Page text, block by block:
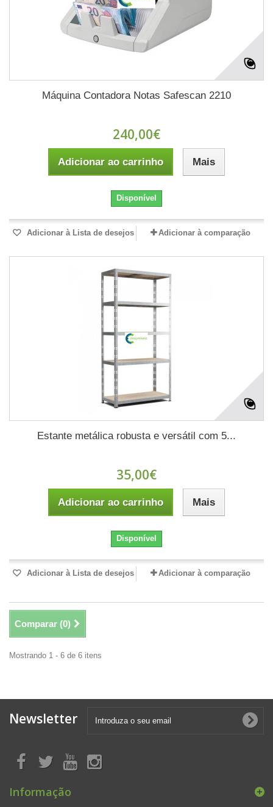
Máquina Contadora Notas Safescan 2210
240,00€
Adicionar ao carrinho Mais
Disponível
Adicionar à Lista de desejos Adicionar à comparação
Estante metálica robusta e versátil com 5...
35,00€
Adicionar ao carrinho Mais
Disponível
Adicionar à Lista de desejos Adicionar à comparação
Comparar (0)
Mostrando 1 - 6 de 6 itens
Newsletter
Informação